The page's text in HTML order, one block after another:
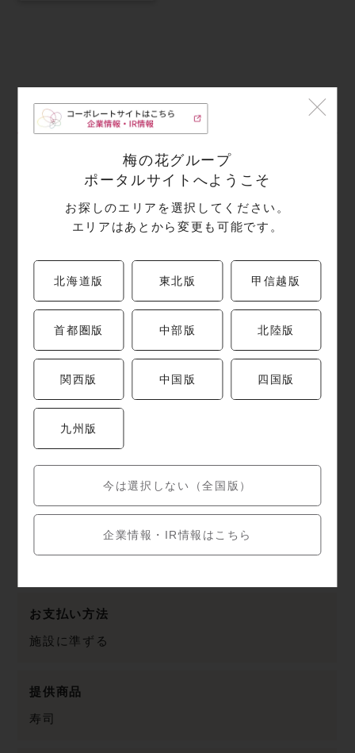
梅の花グループ
ポータルサイトへようこそ
お探しのエリアを選択してください。
エリアはあとから変更も可能です。
北海道版 東北版 甲信越版
首都圏版 中部版 北陸版
関西版 中国版 四国版
九州版
今は選択しない（全国版）
企業情報・IR情報はこちら
店舗情報
〒802-8511
北九州市小倉北区船場町1-1
電話番号
093-522-2079
営業時間
施設店に準ずる
施設店に準ずる
お支払い方法
施設に準ずる
提供商品
寿司